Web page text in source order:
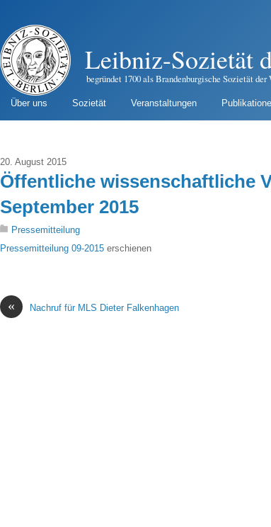
Leibniz-Sozietät
begründet 1700 als Brandenburgische Sozietät der
Über uns Sozietät Veranstaltungen
20. August 2015
Öffentliche wissenschaftliche
September 2015
Pressemitteilung
Pressemitteilung 09-2015 erschienen
« Nachruf für MLS Dieter Falkenhagen